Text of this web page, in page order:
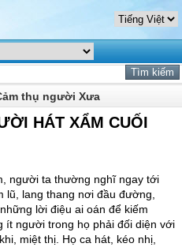
thụ người Xưa
HÁT XẨM CUỐI
người ta thường nghĩ ngay tới
lũ, lang thang nơi đầu đường,
lời điệu ai oán để kiếm
ít người trong họ phải đối diện với
miệt thị. Họ ca hát, kéo nhị,